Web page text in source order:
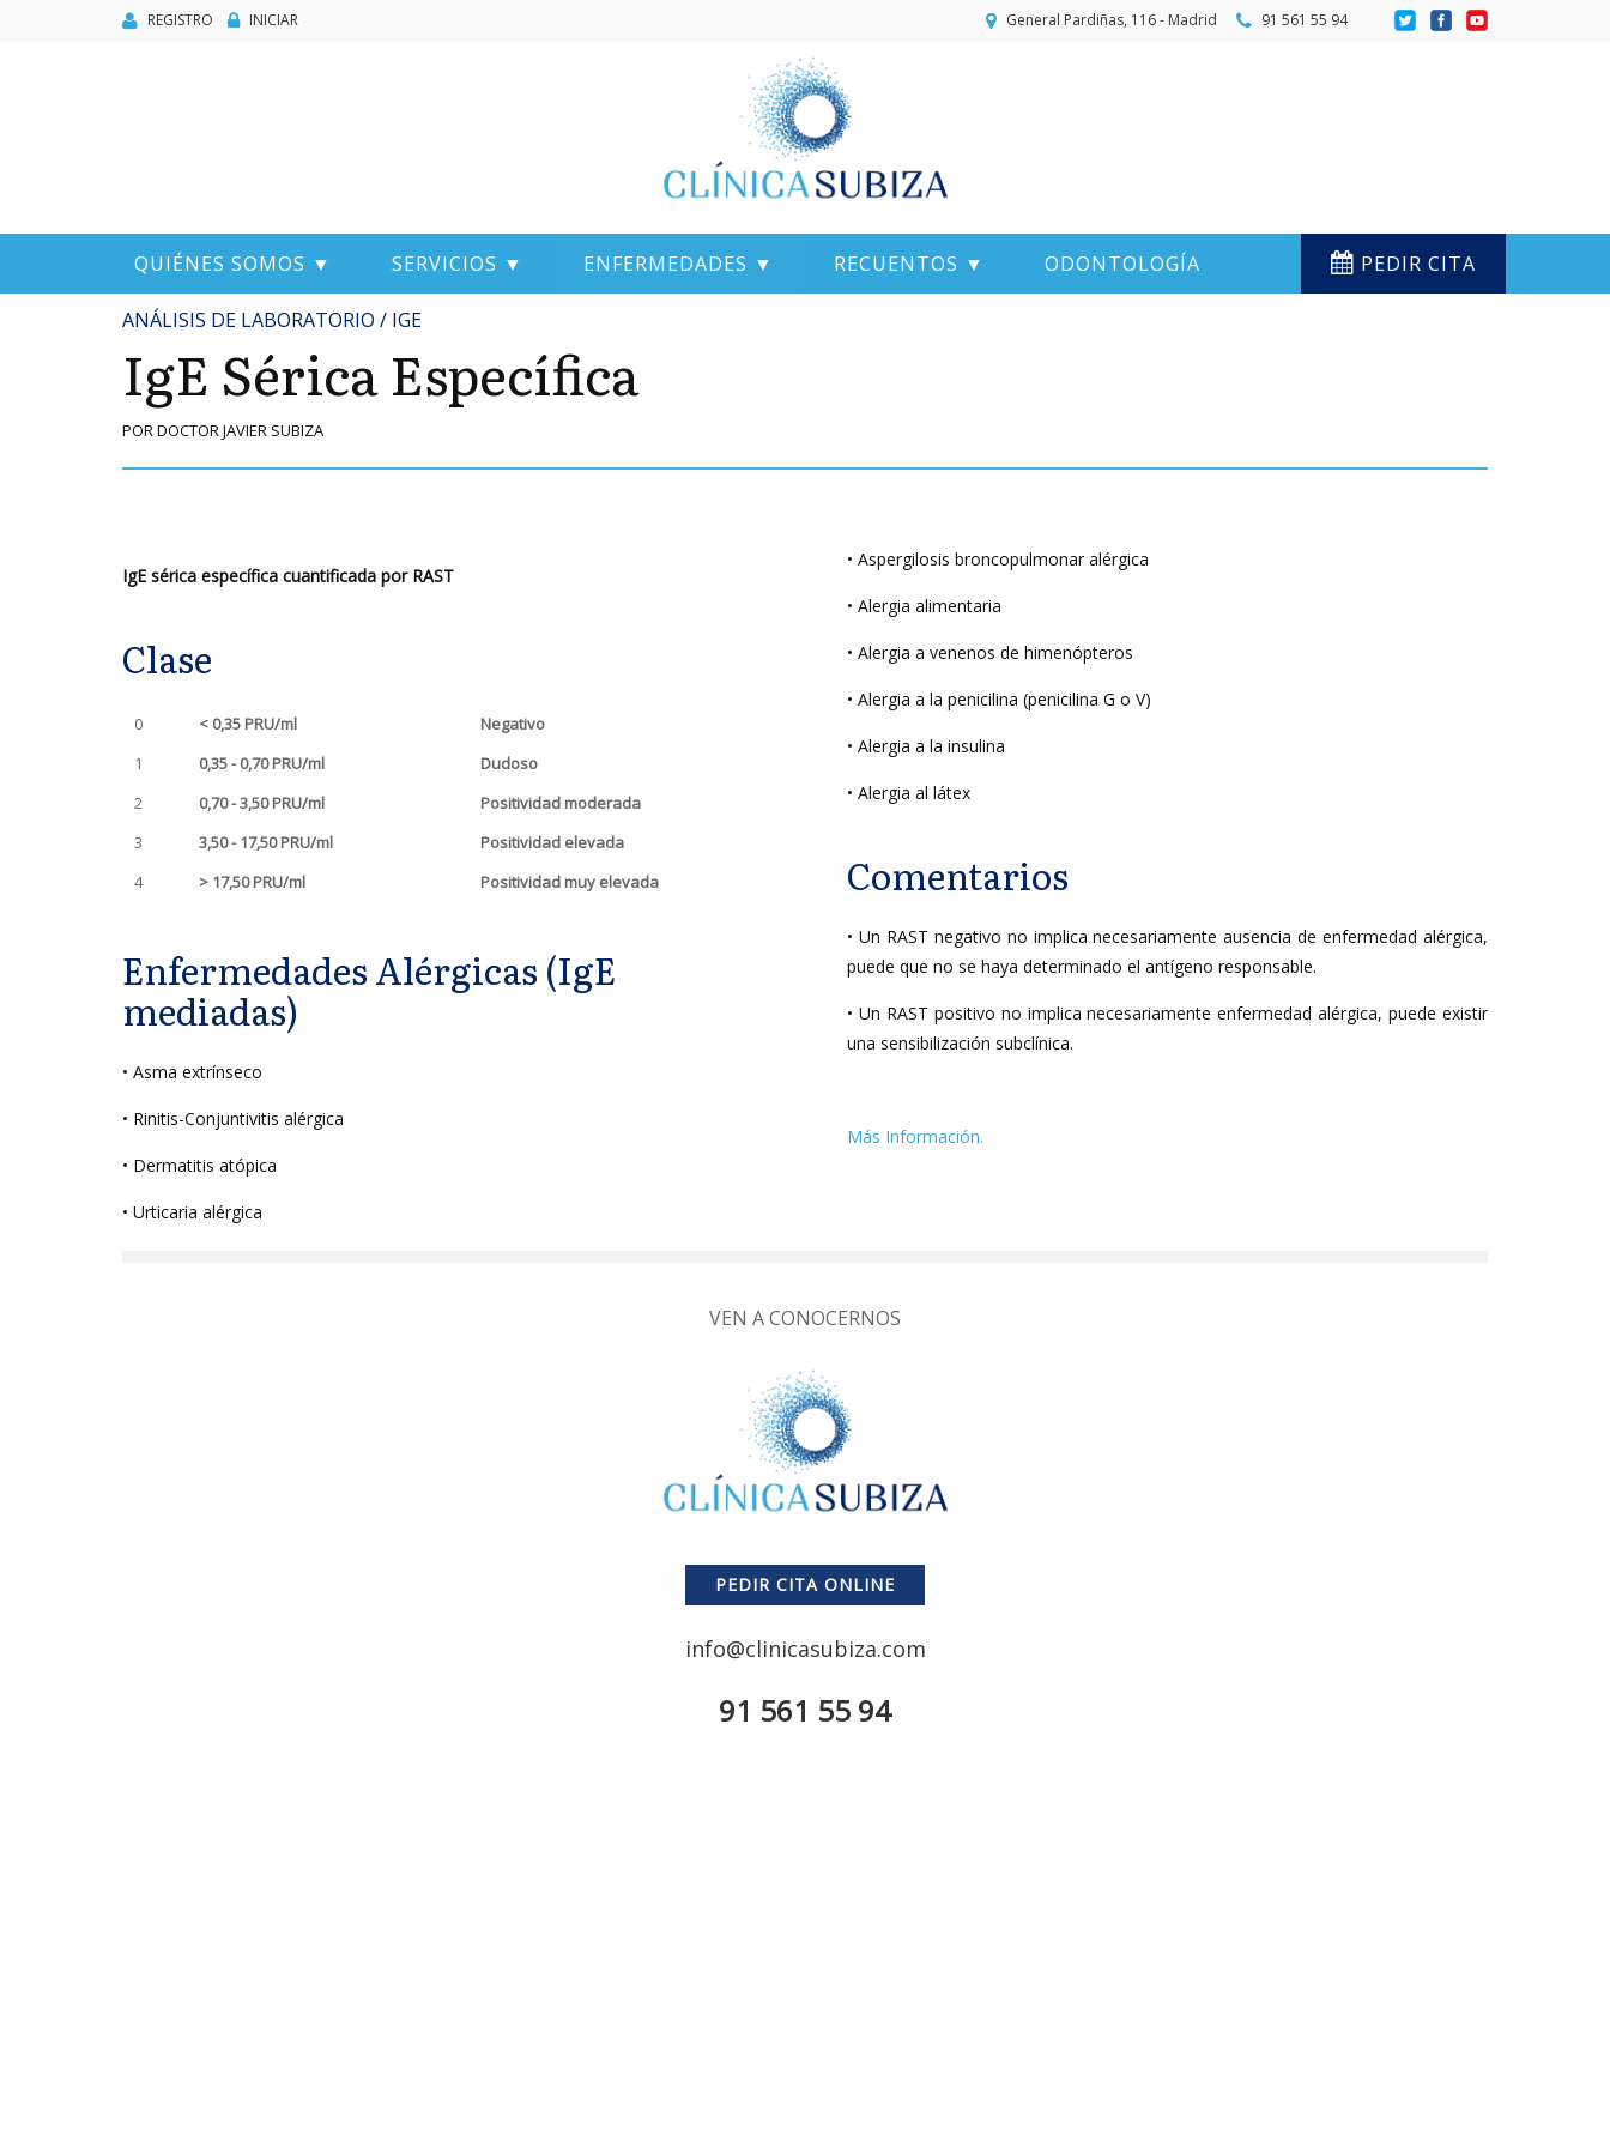
REGISTRO INICIAR General Pardiñas, 116 - Madrid 91 561 55 94
QUIÉNES SOMOS ▼ SERVICIOS ▼ ENFERMEDADES ▼ RECUENTOS ▼ ODONTOLOGÍA PEDIR CITA
ANÁLISIS DE LABORATORIO / IGE
IgE Sérica Específica
POR DOCTOR JAVIER SUBIZA
IgE sérica específica cuantificada por RAST
Clase
0 < 0,35 PRU/ml
Negativo
1
0,35 - 0,70 PRU/ml
Dudoso
2
0,70 - 3,50 PRU/ml
Positividad moderada
3
3,50 - 17,50 PRU/ml
Positividad elevada
4
> 17,50 PRU/ml Positividad muy elevada
Enfermedades Alérgicas (IgE
mediadas)
• Asma extrínseco
• Rinitis-Conjuntivitis alérgica
• Dermatitis atópica
• Urticaria alérgica
• Aspergilosis broncopulmonar alérgica
• Alergia alimentaria
• Alergia a venenos de himenópteros
• Alergia a la penicilina (penicilina G o V)
• Alergia a la insulina
• Alergia al látex
Comentarios
• Un RAST negativo no implica necesariamente ausencia de enfermedad alérgica,
puede que no se haya determinado el antígeno responsable.
• Un RAST positivo no implica necesariamente enfermedad alérgica, puede existir
una sensibilización subclínica.
Más Información.
VEN A CONOCERNOS
PEDIR CITA ONLINE
info@clinicasubiza.com
91 561 55 94